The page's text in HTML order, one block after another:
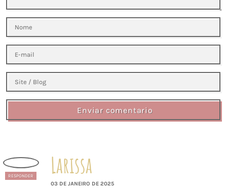
Enviar comentario
RESPONDER Larissa
03 DE JANEIRO DE 2025